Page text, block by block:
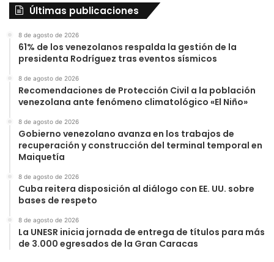
Últimas publicaciones
8 de agosto de 2026
61% de los venezolanos respalda la gestión de la
presidenta Rodríguez tras eventos sísmicos
8 de agosto de 2026
Recomendaciones de Protección Civil a la población
venezolana ante fenómeno climatológico «El Niño»
8 de agosto de 2026
Gobierno venezolano avanza en los trabajos de
recuperación y construcción del terminal temporal en
Maiquetía
8 de agosto de 2026
Cuba reitera disposición al diálogo con EE. UU. sobre
bases de respeto
8 de agosto de 2026
La UNESR inicia jornada de entrega de títulos para más
de 3.000 egresados de la Gran Caracas